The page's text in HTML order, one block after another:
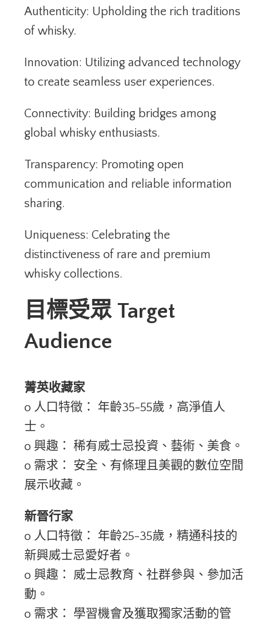
Authenticity: Upholding the rich traditions
of whisky.
Innovation: Utilizing advanced technology
to create seamless user experiences.
Connectivity: Building bridges among
global whisky enthusiasts.
Transparency: Promoting open
communication and reliable information
sharing.
Uniqueness: Celebrating the
distinctiveness of rare and premium
whisky collections.
目標受眾 Target
Audience
菁英收藏家
o 人口特徵： 年齡35-55歲，高淨值人
士。
o 興趣： 稀有威士忌投資、藝術、美食。
o 需求： 安全、有條理且美觀的數位空間
展示收藏。
新晉行家
o 人口特徵： 年齡25-35歲，精通科技的
新興威士忌愛好者。
o 興趣： 威士忌教育、社群參與、參加活
動。
o 需求： 學習機會及獲取獨家活動的管